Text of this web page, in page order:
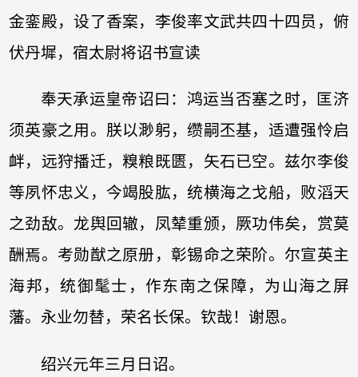
金銮殿，设了香案，李俊率文武共四十四员，俯
伏丹墀，宿太尉将诏书宣读
奉天承运皇帝诏曰：鸿运当否塞之时，匡济
须英豪之用。朕以渺躬，缵嗣丕基，适遭强怜启
衅，远狩播迁，糗粮既匮，矢石已空。兹尔李俊
等夙怀忠义，今竭股肱，统横海之戈船，败滔天
之劲敌。龙舆回辙，凤辇重颁，厥功伟矣，赏莫
酬焉。考勋猷之原册，彰锡命之荣阶。尔宣英主
海邦，统御髦士，作东南之保障，为山海之屏
藩。永业勿替，荣名长保。钦哉！谢恩。
绍兴元年三月日诏。